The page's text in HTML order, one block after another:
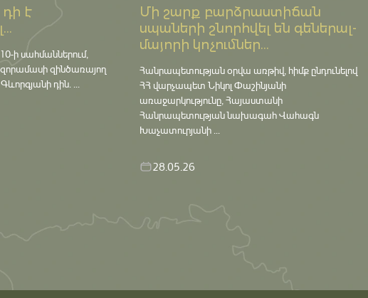
է
ի սահմաններում,
զինծառայող
դին. ...
Մի շարք բարձրաստիճան
սպաների շնորհվել են գեներալ-
մայորի կոչումներ...
Հանրապետության օրվա առթիվ, հիմք ընդունելով
ՀՀ վարչապետ Նիկոլ Փաշինյանի
առաջարկությունը, Հայաստանի
Հանրապետության նախագահ Վահագն
Խաչատուրյանի ...
28.05.26